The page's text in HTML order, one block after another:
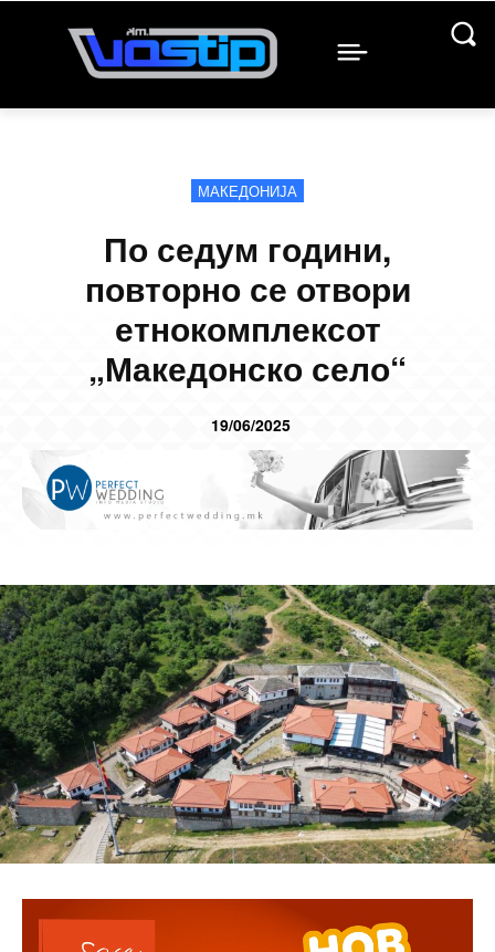
МАКЕДОНИЈА
По седум години,
повторно се отвори
етнокомплексот
„Македонско село“
19/06/2025